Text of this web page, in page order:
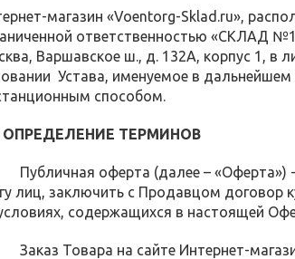
магазин «Voentorg-Sklad.ru»,
ответственностью «СКЛАД
Варшавское ш., д. 132А, корпус 1, в
Устава, именуемое в
способом.
ТЕРМИНОВ
Публичная оферта (далее – «Оферта»)
лиц, заключить с Продавцом
содержащихся в настоящей
Заказ Товара на сайте Интернет-